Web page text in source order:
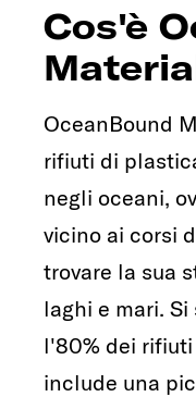
Cos'è
OceanBound
rifiuti di
negli oceani,
vicino ai corsi
trovare la sua
laghi e mari.
l'80% dei
include una